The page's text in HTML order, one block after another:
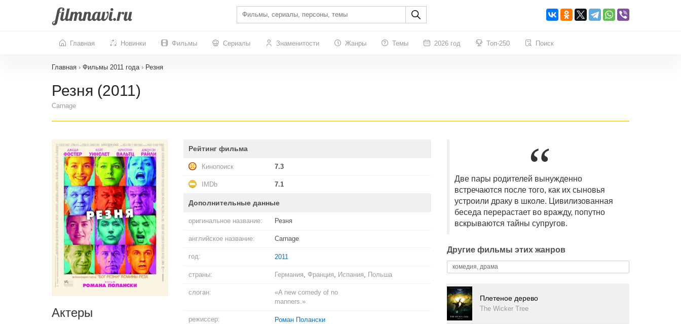
Главная Новинки Фильмы Сериалы Знаменитости Жанры Темы 2026 год Топ-250 Поиск
Главная › Фильмы 2011 года › Резня
Резня (2011)
Carnage
Актеры
Рейтинг фильма
Кинопоиск 7.3
IMDb 7.1
Дополнительные данные
оригинальное название: Резня
английское название: Carnage
год: 2011
страны: Германия, Франция, Испания, Польша
слоган:
«A new comedy of no
manners.»
режиссер: Роман Полански
Две пары родителей вынужденно
встречаются после того, как их сыновья
устроили драку в школе. Цивилизованная
беседа перерастает во вражду, попутно
вскрываются тайны супругов.
Другие фильмы этих жанров
комедия, драма
Плетеное дерево
The Wicker Tree